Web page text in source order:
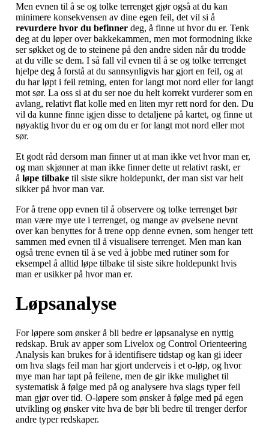
Men evnen til å se og tolke terrenget gjør også at du kan
minimere konsekvensen av dine egen feil, det vil si å
revurdere hvor du befinner deg, å finne ut hvor du er. Tenk
deg at du løper over bakkekammen, men mot formodning ikke
ser søkket og de to steinene på den andre siden når du trodde
at du ville se dem. I så fall vil evnen til å se og tolke terrenget
hjelpe deg å forstå at du sannsynligvis har gjort en feil, og at
du har løpt i feil retning, enten for langt mot nord eller for langt
mot sør. La oss si at du ser noe du helt korrekt vurderer som en
avlang, relativt flat kolle med en liten myr rett nord for den. Du
vil da kunne finne igjen disse to detaljene på kartet, og finne ut
nøyaktig hvor du er og om du er for langt mot nord eller mot
sør.
Et godt råd dersom man finner ut at man ikke vet hvor man er,
og man skjønner at man ikke finner dette ut relativt raskt, er
å løpe tilbake til siste sikre holdepunkt, der man sist var helt
sikker på hvor man var.
For å trene opp evnen til å observere og tolke terrenget bør
man være mye ute i terrenget, og mange av øvelsene nevnt
over kan benyttes for å trene opp denne evnen, som henger tett
sammen med evnen til å visualisere terrenget. Men man kan
også trene evnen til å se ved å jobbe med rutiner som for
eksempel å alltid løpe tilbake til siste sikre holdepunkt hvis
man er usikker på hvor man er.
Løpsanalyse
For løpere som ønsker å bli bedre er løpsanalyse en nyttig
redskap. Bruk av apper som Livelox og Control Orienteering
Analysis kan brukes for å identifisere tidstap og kan gi ideer
om hva slags feil man har gjort underveis i et o-løp, og hvor
mye man har tapt på feilene, men de gir ikke mulighet til
systematisk å følge med på og analysere hva slags typer feil
man gjør over tid. O-løpere som ønsker å følge med på egen
utvikling og ønsker vite hva de bør bli bedre til trenger derfor
andre typer redskaper.